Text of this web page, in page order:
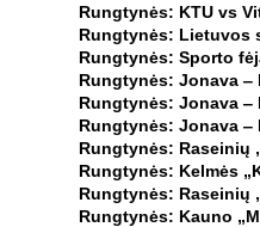
Rungtynės: KTU vs
Rungtynės: Lietuvos
Rungtynės: Sporto
Rungtynės: Jonava ‒
Rungtynės: Jonava ‒
Rungtynės: Jonava ‒
Rungtynės: Raseinių
Rungtynės: Kelmės
Rungtynės: Raseinių
Rungtynės: Kauno